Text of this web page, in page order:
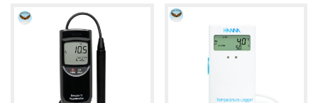
trường khắc nghiệt.
Màn hình LCD:
Hiển thị các giá trị đo hiện tại,
giá trị min/max, giá trị giới hạn và thời lượng pin
còn lại.